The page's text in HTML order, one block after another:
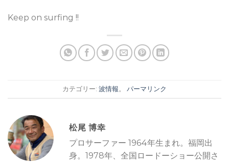
Keep on surfing !!
カテゴリー: 波情報 。 パーマリンク
松尾 博幸
プロサーファー 1964年生まれ。福岡出
身。1978年、全国ロードーショー公開さ